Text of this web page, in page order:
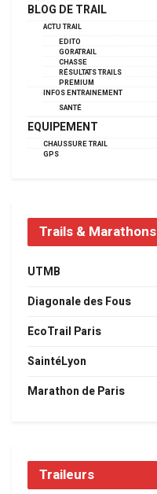
BLOG DE TRAIL
ACTU TRAIL
EDITO
GORATRAIL
CHASSE
RÉSULTATS TRAILS
PREMIUM
INFOS ENTRAINEMENT
SANTÉ
EQUIPEMENT
CHAUSSURE TRAIL
GPS
Trails & Marathons
UTMB
Diagonale des Fous
EcoTrail Paris
SaintéLyon
Marathon de Paris
Traileurs